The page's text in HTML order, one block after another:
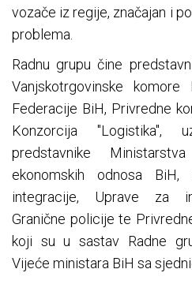
vozače iz regije, značajan i
problema.
Radnu grupu čine
Vanjskotrgovinske
Federacije BiH, Privredne
Konzorcija "Logistika",
predstavnike
ekonomskih odnosa
integracije, Uprave za
Granične policije te
koji su u sastav Radne
Vijeće ministara BiH sa